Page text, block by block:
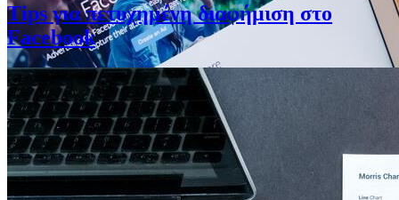
Tips για πετυχημένη διαφήμιση στο
Facebook